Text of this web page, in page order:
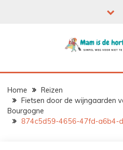
Home
Reizen
Fietsen door de wijngaarden
Bourgogne
874c5d59-4656-47fd-a6b4-